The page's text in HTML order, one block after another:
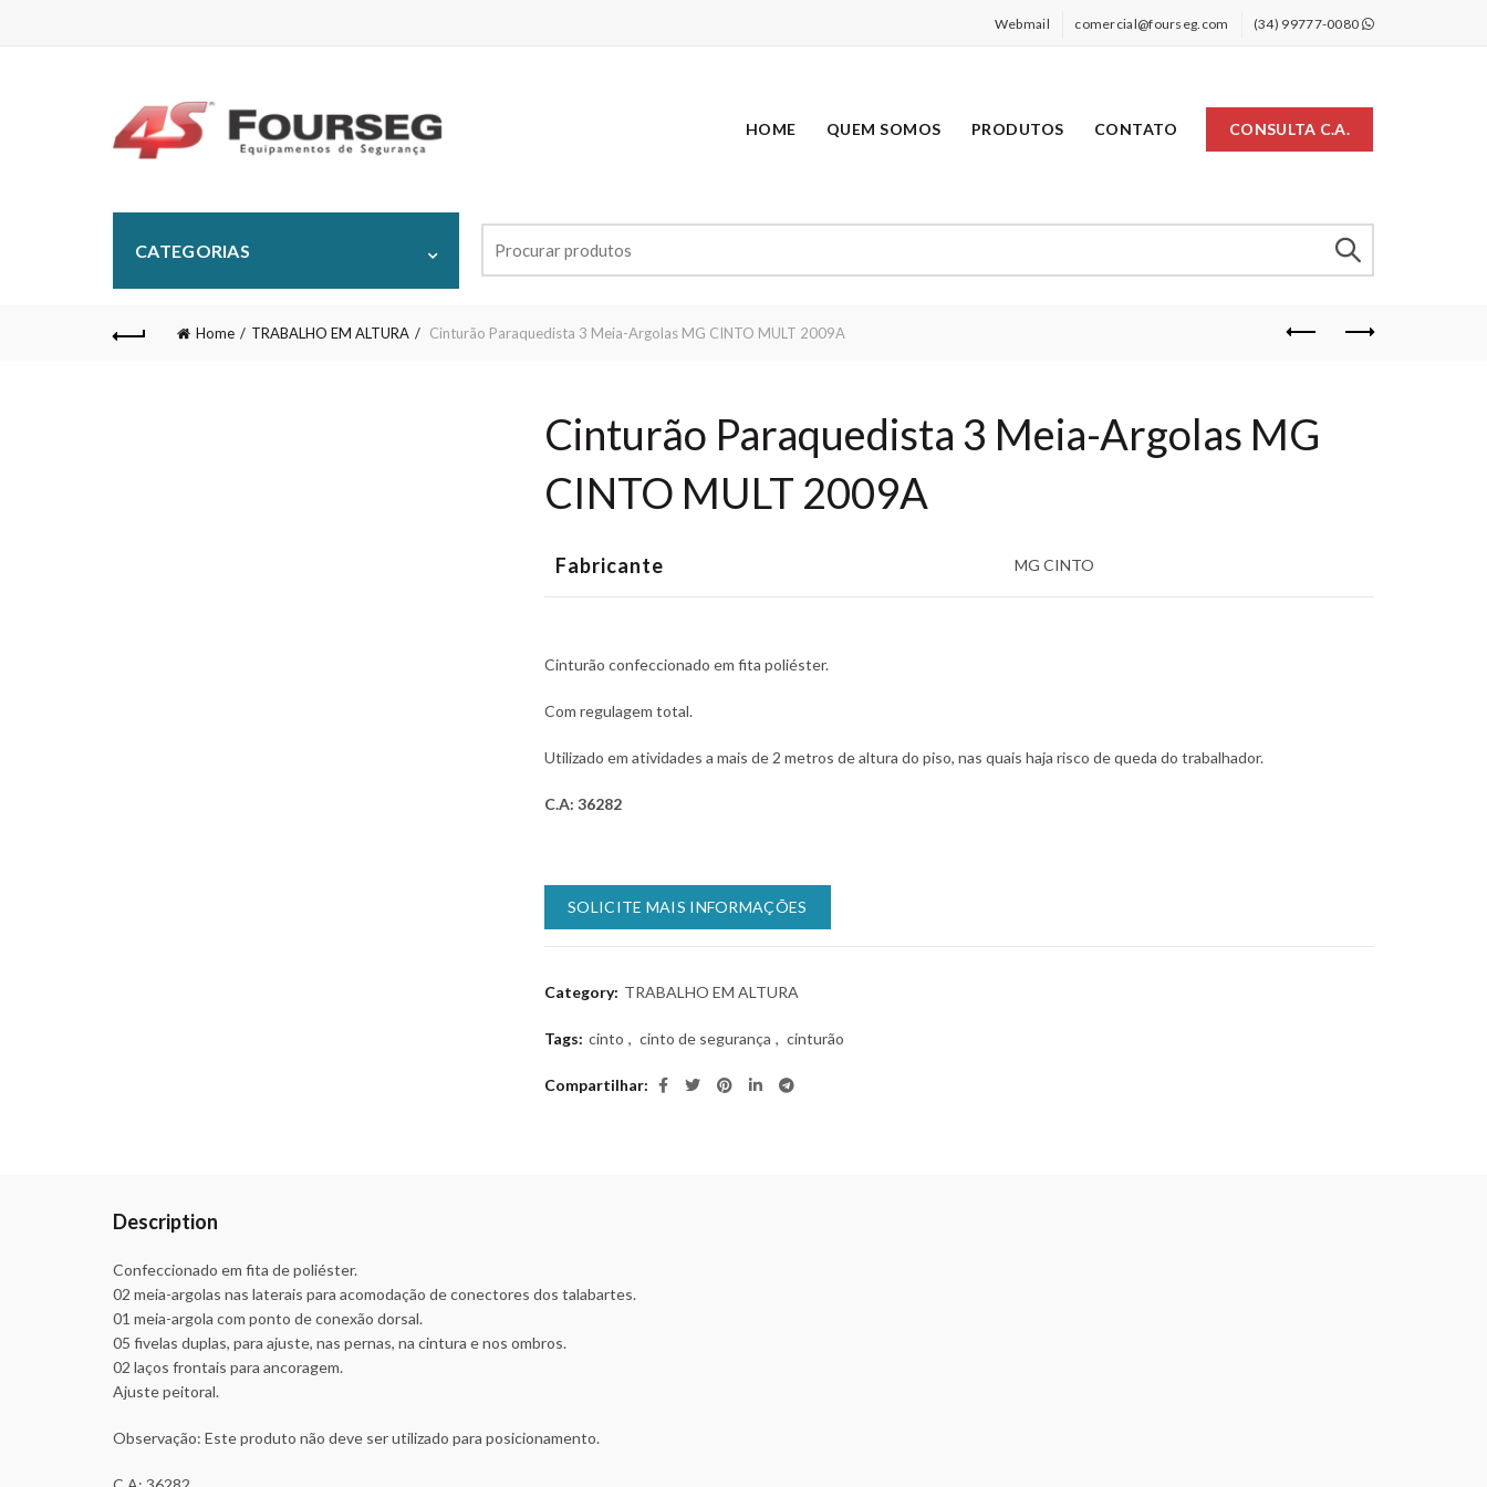
Webmail comercial@fourseg.com (34) 99777-0080
HOME QUEM SOMOS PRODUTOS CONTATO CONSULTA C.A.
CATEGORIAS
for:
Home TRABALHO EM ALTURA Cinturão Paraquedista 3 Meia-Argolas MG CINTO MULT 2009A
Cinturão Paraquedista 3 Meia-Argolas MG
CINTO MULT 2009A
Fabricante MG CINTO
Cinturão confeccionado em fita poliéster.
Com regulagem total.
Utilizado em atividades a mais de 2 metros de altura do piso, nas quais haja risco de queda do trabalhador.
C.A: 36282
SOLICITE MAIS INFORMAÇÕES
Category: TRABALHO EM ALTURA
Tags: cinto , cinto de segurança , cinturão
Compartilhar
Description
Confeccionado em fita de poliéster.
02 meia-argolas nas laterais para acomodação de conectores dos talabartes.
01 meia-argola com ponto de conexão dorsal.
05 fivelas duplas, para ajuste, nas pernas, na cintura e nos ombros.
02 laços frontais para ancoragem.
Ajuste peitoral.
Observação: Este produto não deve ser utilizado para posicionamento.